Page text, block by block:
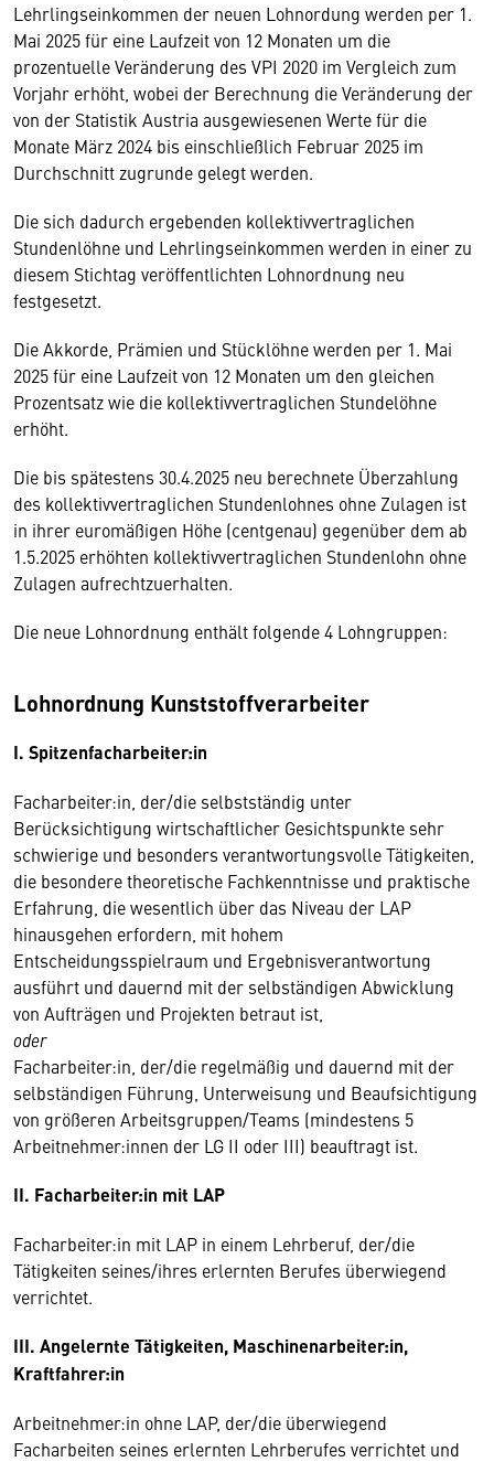
Lehrlingseinkommen der neuen Lohnordung werden per 1.
Mai 2025 für eine Laufzeit von 12 Monaten um die
prozentuelle Veränderung des VPI 2020 im Vergleich zum
Vorjahr erhöht, wobei der Berechnung die Veränderung der
von der Statistik Austria ausgewiesenen Werte für die
Monate März 2024 bis einschließlich Februar 2025 im
Durchschnitt zugrunde gelegt werden.
Die sich dadurch ergebenden kollektivvertraglichen
Stundenlöhne und Lehrlingseinkommen werden in einer zu
diesem Stichtag veröffentlichten Lohnordnung neu
festgesetzt.
Die Akkorde, Prämien und Stücklöhne werden per 1. Mai
2025 für eine Laufzeit von 12 Monaten um den gleichen
Prozentsatz wie die kollektivvertraglichen Stundelöhne
erhöht.
Die bis spätestens 30.4.2025 neu berechnete Überzahlung
des kollektivvertraglichen Stundenlohnes ohne Zulagen ist
in ihrer euromäßigen Höhe (centgenau) gegenüber dem ab
1.5.2025 erhöhten kollektivvertraglichen Stundenlohn ohne
Zulagen aufrechtzuerhalten.
Die neue Lohnordnung enthält folgende 4 Lohngruppen:
Lohnordnung Kunststoffverarbeiter
I. Spitzenfacharbeiter:in
Facharbeiter:in, der/die selbstständig unter
Berücksichtigung wirtschaftlicher Gesichtspunkte sehr
schwierige und besonders verantwortungsvolle Tätigkeiten,
die besondere theoretische Fachkenntnisse und praktische
Erfahrung, die wesentlich über das Niveau der LAP
hinausgehen erfordern, mit hohem
Entscheidungsspielraum und Ergebnisverantwortung
ausführt und dauernd mit der selbständigen Abwicklung
von Aufträgen und Projekten betraut ist,
oder
Facharbeiter:in, der/die regelmäßig und dauernd mit der
selbständigen Führung, Unterweisung und Beaufsichtigung
von größeren Arbeitsgruppen/Teams (mindestens 5
Arbeitnehmer:innen der LG II oder III) beauftragt ist.
II. Facharbeiter:in mit LAP
Facharbeiter:in mit LAP in einem Lehrberuf, der/die
Tätigkeiten seines/ihres erlernten Berufes überwiegend
verrichtet.
III. Angelernte Tätigkeiten, Maschinenarbeiter:in,
Kraftfahrer:in
Arbeitnehmer:in ohne LAP, der/die überwiegend
Facharbeiten seines erlernten Lehrberufes verrichtet und